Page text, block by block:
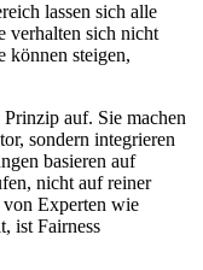
lassen sich alle
verhalten sich nicht
können steigen,
auf. Sie machen
sondern integrieren
basieren auf
nicht auf reiner
Experten wie
ist Fairness